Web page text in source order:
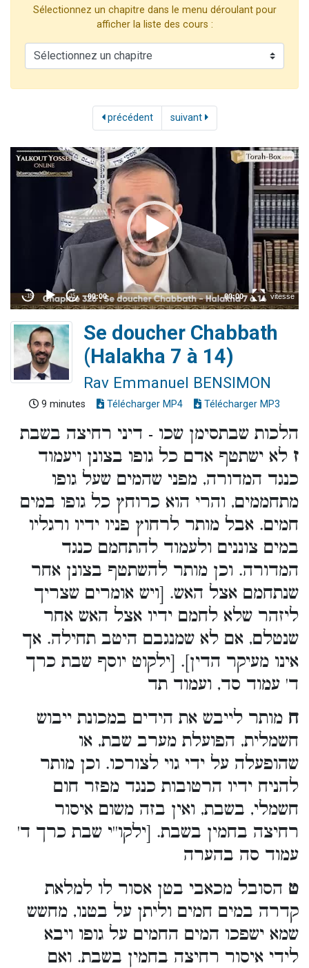
3 personnes viennent de nous rejoindre sur WhatsApp
8 personnes viennent de faire un don pour Tsédaka : pauvres d'Israel
Sélectionnez un chapitre dans le menu déroulant pour
afficher la liste des cours :
précédent suivant
Se doucher Chabbath
(Halakha 7 à 14)
Rav Emmanuel BENSIMON
9 minutes Télécharger MP4 Télécharger MP3
הלכות שבתסימן שכו - דיני רחיצה בשבת
ז לא ישתטף אדם כל גופו בצונן ויעמוד
כנגד המדורה, מפני שהמים שעל גופו
מתחממים, והרי הוא כרוחץ כל גופו במים
חמים. אבל מותר לרחוץ פניו ידיו ורגליו
במים צוננים ולעמוד להתחמם כנגד
המדורה. וכן מותר להשתטף בצונן אחר
שנתחמם אצל האש. [ויש אומרים שצריך
ליזהר שלא לחמם ידיו אצל האש אחר
שנטלם, אם לא שמנגבם היטב תחילה. אך
אינו מעיקר הדין]. [ילקוט יוסף שבת כרך
ד' עמוד סד, ועמוד תד
ח מותר לייבש את הידים במכונת ייבוש
חשמלית, הפועלת מערב שבת, או
שהופעלה על ידי גוי לצורכו. וכן מותר
להניח ידיו הרטובות כנגד מפזר חום
חשמלי, בשבת, ואין בזה משום איסור
רחיצה בחמין בשבת. [ילקו''י שבת כרך ד'
עמוד סה בהערה
ט הסובל מכאבי בטן אסור לו למלאת
קדרה במים חמים וליתן על בטנו, מחשש
שמא ישפכו המים החמים על גופו ויבא
לידי איסור רחיצה בחמין בשבת. ואם